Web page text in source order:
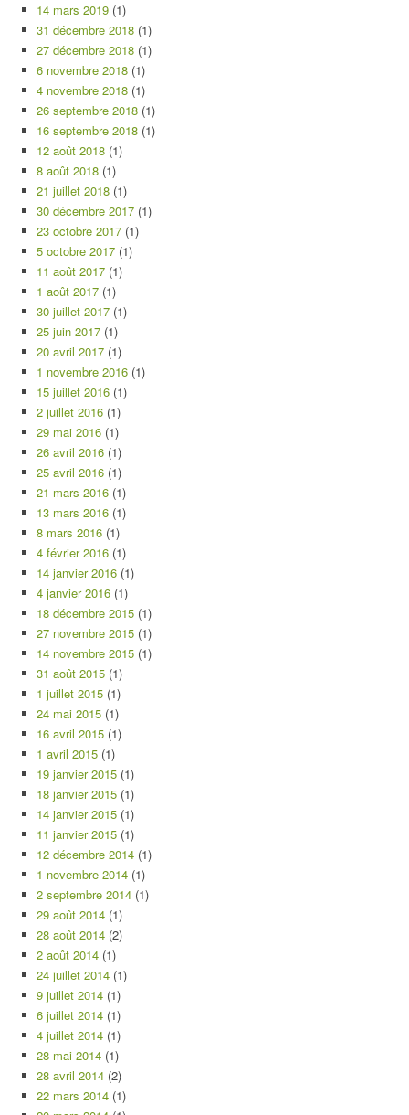
14 mars 2019 (1)
31 décembre 2018 (1)
27 décembre 2018 (1)
6 novembre 2018 (1)
4 novembre 2018 (1)
26 septembre 2018 (1)
16 septembre 2018 (1)
12 août 2018 (1)
8 août 2018 (1)
21 juillet 2018 (1)
30 décembre 2017 (1)
23 octobre 2017 (1)
5 octobre 2017 (1)
11 août 2017 (1)
1 août 2017 (1)
30 juillet 2017 (1)
25 juin 2017 (1)
20 avril 2017 (1)
1 novembre 2016 (1)
15 juillet 2016 (1)
2 juillet 2016 (1)
29 mai 2016 (1)
26 avril 2016 (1)
25 avril 2016 (1)
21 mars 2016 (1)
13 mars 2016 (1)
8 mars 2016 (1)
4 février 2016 (1)
14 janvier 2016 (1)
4 janvier 2016 (1)
18 décembre 2015 (1)
27 novembre 2015 (1)
14 novembre 2015 (1)
31 août 2015 (1)
1 juillet 2015 (1)
24 mai 2015 (1)
16 avril 2015 (1)
1 avril 2015 (1)
19 janvier 2015 (1)
18 janvier 2015 (1)
14 janvier 2015 (1)
11 janvier 2015 (1)
12 décembre 2014 (1)
1 novembre 2014 (1)
2 septembre 2014 (1)
29 août 2014 (1)
28 août 2014 (2)
2 août 2014 (1)
24 juillet 2014 (1)
9 juillet 2014 (1)
6 juillet 2014 (1)
4 juillet 2014 (1)
28 mai 2014 (1)
28 avril 2014 (2)
22 mars 2014 (1)